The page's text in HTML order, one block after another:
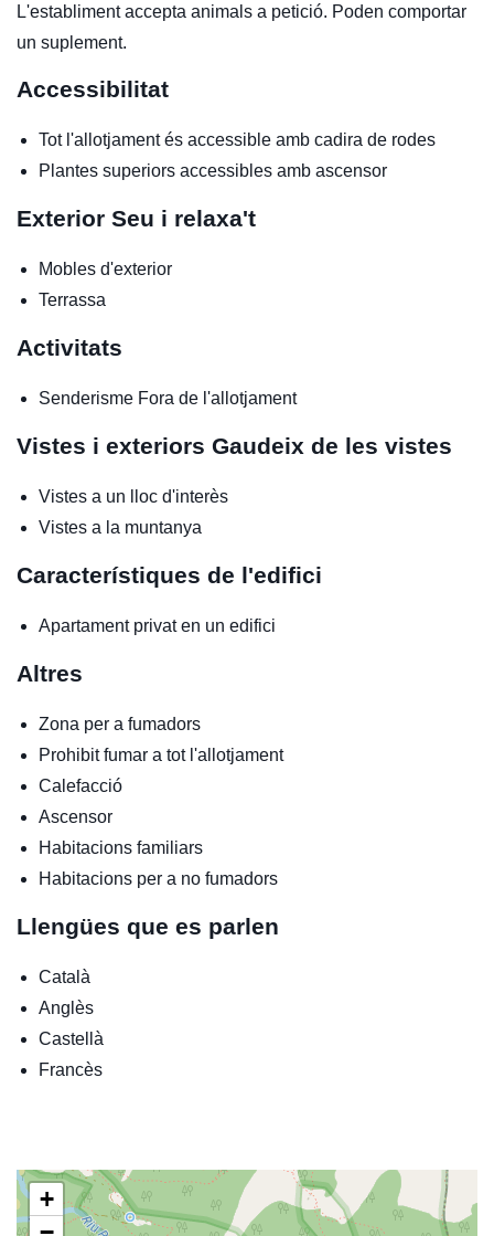
L'establiment accepta animals a petició. Poden comportar
un suplement.
Accessibilitat
Tot l'allotjament és accessible amb cadira de rodes
Plantes superiors accessibles amb ascensor
Exterior Seu i relaxa't
Mobles d'exterior
Terrassa
Activitats
Senderisme Fora de l'allotjament
Vistes i exteriors Gaudeix de les vistes
Vistes a un lloc d'interès
Vistes a la muntanya
Característiques de l'edifici
Apartament privat en un edifici
Altres
Zona per a fumadors
Prohibit fumar a tot l'allotjament
Calefacció
Ascensor
Habitacions familiars
Habitacions per a no fumadors
Llengües que es parlen
Català
Anglès
Castellà
Francès
+